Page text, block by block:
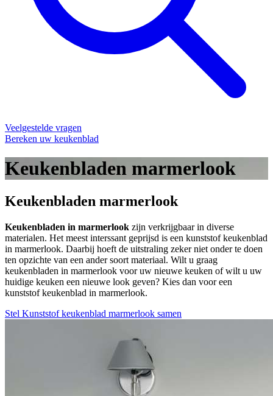
Veelgestelde vragen
Bereken uw keukenblad
Keukenbladen marmerlook
Keukenbladen marmerlook
Keukenbladen in marmerlook zijn verkrijgbaar in diverse
materialen. Het meest interssant geprijsd is een kunststof keukenblad
in marmerlook. Daarbij hoeft de uitstraling zeker niet onder te doen
ten opzichte van een ander soort materiaal. Wilt u graag
keukenbladen in marmerlook voor uw nieuwe keuken of wilt u uw
huidige keuken een nieuwe look geven? Kies dan voor een
kunststof keukenblad in marmerlook.
Stel Kunststof keukenblad marmerlook samen